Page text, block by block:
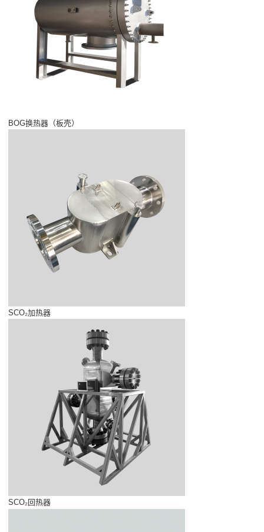
BOG换热器（板壳）
SCO₂加热器
SCO₂回热器